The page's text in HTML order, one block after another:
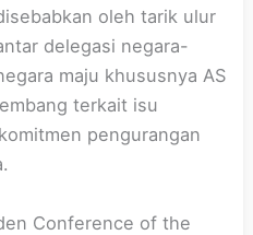
oleh tarik ulur
delegasi negara-
maju khususnya AS
terkait isu
pengurangan
Conference of the